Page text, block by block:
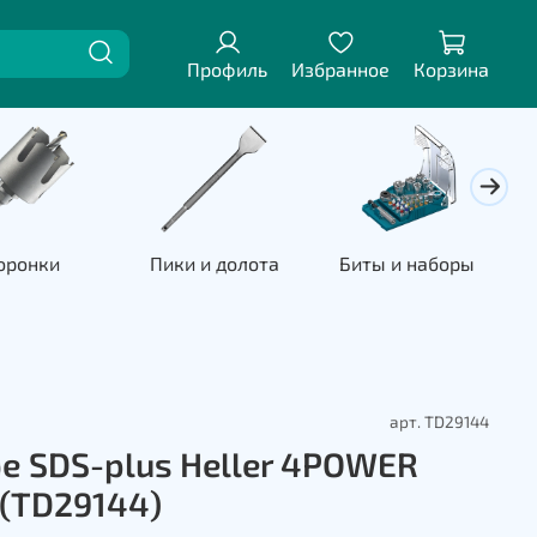
Профиль Избранное Корзина
Пики и долота Биты и наборы
арт. TD29144
SDS-plus Heller 4POWER